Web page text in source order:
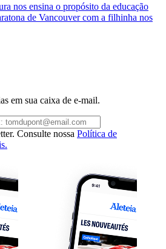
nos ensina o propósito da educação
de Vancouver com a filhinha nos
em sua caixa de e-mail.
Consulte nossa Política de